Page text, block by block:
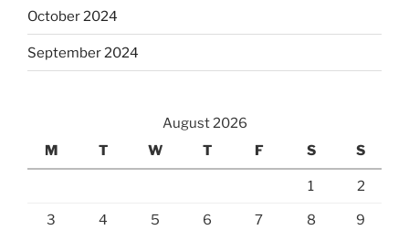
October 2024
September 2024
August 2026
M
T W T F S S
1 2
3 4 5 6 7 8 9